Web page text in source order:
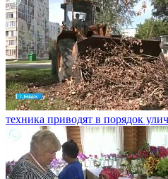
техника приводят в порядок